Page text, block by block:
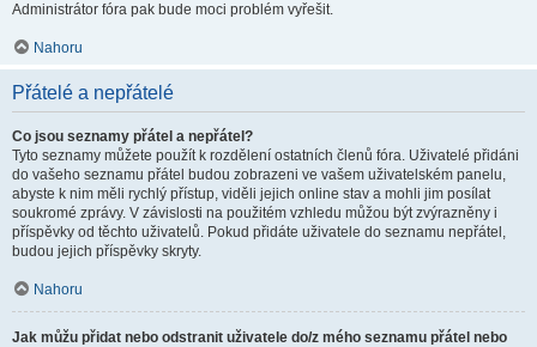
Administrátor fóra pak bude moci problém vyřešit.
Nahoru
Přátelé a nepřátelé
Co jsou seznamy přátel a nepřátel?
Tyto seznamy můžete použít k rozdělení ostatních členů fóra. Uživatelé přidáni
do vašeho seznamu přátel budou zobrazeni ve vašem uživatelském panelu,
abyste k nim měli rychlý přístup, viděli jejich online stav a mohli jim posílat
soukromé zprávy. V závislosti na použitém vzhledu můžou být zvýrazněny i
příspěvky od těchto uživatelů. Pokud přidáte uživatele do seznamu nepřátel,
budou jejich příspěvky skryty.
Nahoru
Jak můžu přidat nebo odstranit uživatele do/z mého seznamu přátel nebo